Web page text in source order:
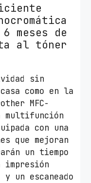
meses de
al tóner
sin
como en la
MFC-
multifunción
con una
que mejoran
un tiempo
un escaneado